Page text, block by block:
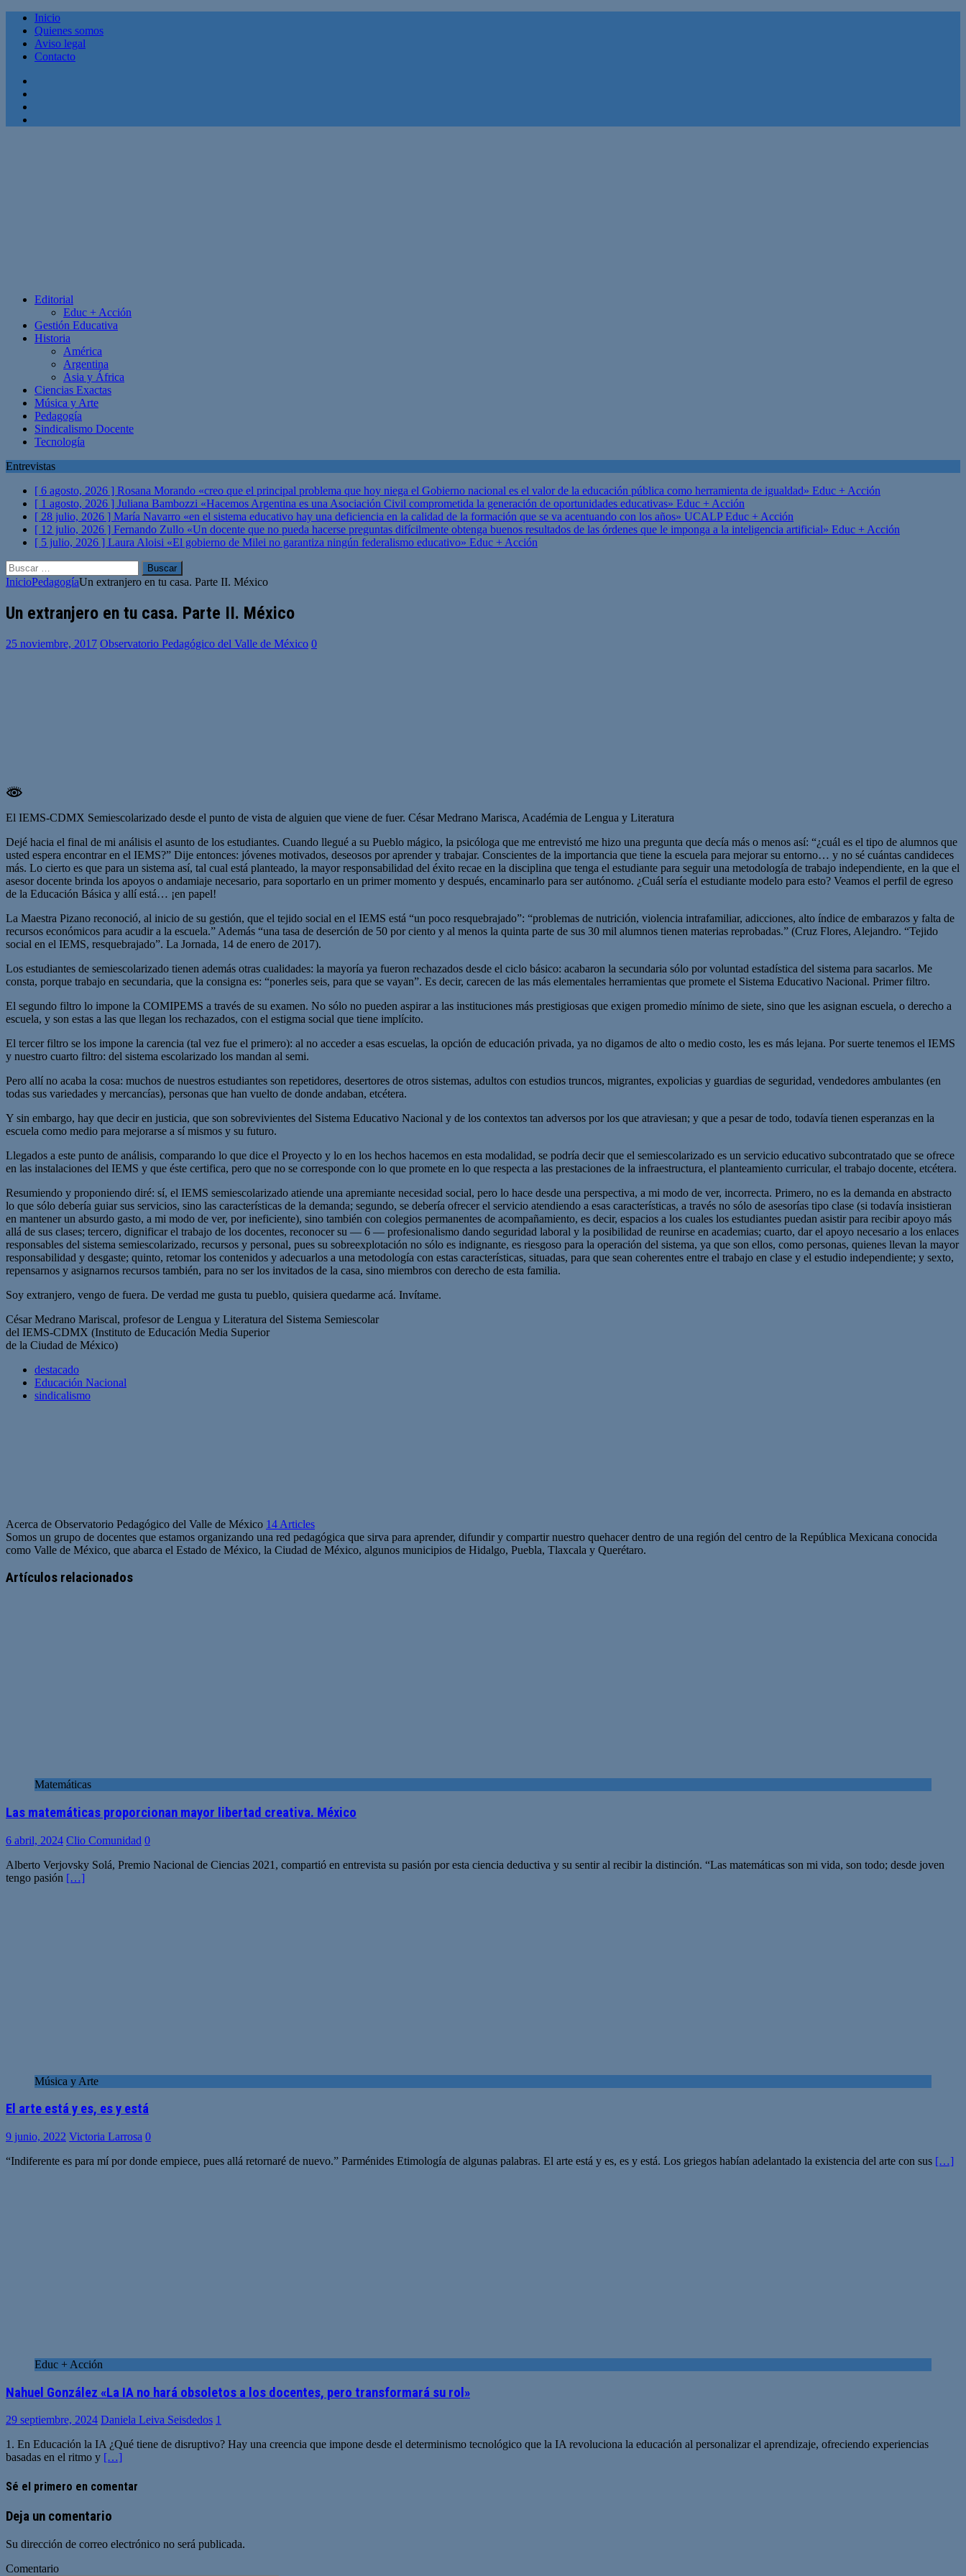
Inicio
Quienes somos
Aviso legal
Contacto
Editorial
Educ + Acción
Gestión Educativa
Historia
América
Argentina
Asia y África
Ciencias Exactas
Música y Arte
Pedagogía
Sindicalismo Docente
Tecnología
Entrevistas
[ 6 agosto, 2026 ] Rosana Morando «creo que el principal problema que hoy niega el Gobierno nacional es el valor de la educación pública como herramienta de igualdad» Educ + Acción
[ 1 agosto, 2026 ] Juliana Bambozzi «Hacemos Argentina es una Asociación Civil comprometida la generación de oportunidades educativas» Educ + Acción
[ 28 julio, 2026 ] María Navarro «en el sistema educativo hay una deficiencia en la calidad de la formación que se va acentuando con los años» UCALPEduc + Acción
[ 12 julio, 2026 ] Fernando Zullo «Un docente que no pueda hacerse preguntas difícilmente obtenga buenos resultados de las órdenes que le imponga a la inteligencia artificial» Educ + Acción
[ 5 julio, 2026 ] Laura Aloisi «El gobierno de Milei no garantiza ningún federalismo educativo» Educ + Acción
Buscar:
InicioPedagogíaUn extranjero en tu casa. Parte II. México
Un extranjero en tu casa. Parte II. México
25 noviembre, 2017 Observatorio Pedagógico del Valle de México 0
El IEMS-CDMX Semiescolarizado desde el punto de vista de alguien que viene de fuer. César Medrano Marisca, Académia de Lengua y Literatura
Dejé hacia el final de mi análisis el asunto de los estudiantes. Cuando llegué a su Pueblo mágico, la psicóloga que me entrevistó me hizo una pregunta que decía más o menos así: “¿cuál es el tipo de alumnos que
usted espera encontrar en el IEMS?” Dije entonces: jóvenes motivados, deseosos por aprender y trabajar. Conscientes de la importancia que tiene la escuela para mejorar su entorno… y no sé cuántas candideces
más. Lo cierto es que para un sistema así, tal cual está planteado, la mayor responsabilidad del éxito recae en la disciplina que tenga el estudiante para seguir una metodología de trabajo independiente, en la que el
asesor docente brinda los apoyos o andamiaje necesario, para soportarlo en un primer momento y después, encaminarlo para ser autónomo. ¿Cuál sería el estudiante modelo para esto? Veamos el perfil de egreso
de la Educación Básica y allí está… ¡en papel!
La Maestra Pizano reconoció, al inicio de su gestión, que el tejido social en el IEMS está “un poco resquebrajado”: “problemas de nutrición, violencia intrafamiliar, adicciones, alto índice de embarazos y falta de
recursos económicos para acudir a la escuela.” Además “una tasa de deserción de 50 por ciento y al menos la quinta parte de sus 30 mil alumnos tienen materias reprobadas.” (Cruz Flores, Alejandro. “Tejido
social en el IEMS, resquebrajado”. La Jornada, 14 de enero de 2017).
Los estudiantes de semiescolarizado tienen además otras cualidades: la mayoría ya fueron rechazados desde el ciclo básico: acabaron la secundaria sólo por voluntad estadística del sistema para sacarlos. Me
consta, porque trabajo en secundaria, que la consigna es: “ponerles seis, para que se vayan”. Es decir, carecen de las más elementales herramientas que promete el Sistema Educativo Nacional. Primer filtro.
El segundo filtro lo impone la COMIPEMS a través de su examen. No sólo no pueden aspirar a las instituciones más prestigiosas que exigen promedio mínimo de siete, sino que les asignan escuela, o derecho a
escuela, y son estas a las que llegan los rechazados, con el estigma social que tiene implícito.
El tercer filtro se los impone la carencia (tal vez fue el primero): al no acceder a esas escuelas, la opción de educación privada, ya no digamos de alto o medio costo, les es más lejana. Por suerte tenemos el IEMS
y nuestro cuarto filtro: del sistema escolarizado los mandan al semi.
Pero allí no acaba la cosa: muchos de nuestros estudiantes son repetidores, desertores de otros sistemas, adultos con estudios truncos, migrantes, expolicias y guardias de seguridad, vendedores ambulantes (en
todas sus variedades y mercancías), personas que han vuelto de donde andaban, etcétera.
Y sin embargo, hay que decir en justicia, que son sobrevivientes del Sistema Educativo Nacional y de los contextos tan adversos por los que atraviesan; y que a pesar de todo, todavía tienen esperanzas en la
escuela como medio para mejorarse a sí mismos y su futuro.
Llegados a este punto de análisis, comparando lo que dice el Proyecto y lo en los hechos hacemos en esta modalidad, se podría decir que el semiescolarizado es un servicio educativo subcontratado que se ofrece
en las instalaciones del IEMS y que éste certifica, pero que no se corresponde con lo que promete en lo que respecta a las prestaciones de la infraestructura, el planteamiento curricular, el trabajo docente, etcétera.
Resumiendo y proponiendo diré: sí, el IEMS semiescolarizado atiende una apremiante necesidad social, pero lo hace desde una perspectiva, a mi modo de ver, incorrecta. Primero, no es la demanda en abstracto
lo que sólo debería guiar sus servicios, sino las características de la demanda; segundo, se debería ofrecer el servicio atendiendo a esas características, a través no sólo de asesorías tipo clase (si todavía insistieran
en mantener un absurdo gasto, a mi modo de ver, por ineficiente), sino también con colegios permanentes de acompañamiento, es decir, espacios a los cuales los estudiantes puedan asistir para recibir apoyo más
allá de sus clases; tercero, dignificar el trabajo de los docentes, reconocer su — 6 — profesionalismo dando seguridad laboral y la posibilidad de reunirse en academias; cuarto, dar el apoyo necesario a los enlaces
responsables del sistema semiescolarizado, recursos y personal, pues su sobreexplotación no sólo es indignante, es riesgoso para la operación del sistema, ya que son ellos, como personas, quienes llevan la mayor
responsabilidad y desgaste; quinto, retomar los contenidos y adecuarlos a una metodología con estas características, situadas, para que sean coherentes entre el trabajo en clase y el estudio independiente; y sexto,
repensarnos y asignarnos recursos también, para no ser los invitados de la casa, sino miembros con derecho de esta familia.
Soy extranjero, vengo de fuera. De verdad me gusta tu pueblo, quisiera quedarme acá. Invítame.
César Medrano Mariscal, profesor de Lengua y Literatura del Sistema Semiescolar
del IEMS-CDMX (Instituto de Educación Media Superior
de la Ciudad de México)
destacado
Educación Nacional
sindicalismo
Acerca de Observatorio Pedagógico del Valle de México 14 Articles
Somos un grupo de docentes que estamos organizando una red pedagógica que sirva para aprender, difundir y compartir nuestro quehacer dentro de una región del centro de la República Mexicana conocida
como Valle de México, que abarca el Estado de México, la Ciudad de México, algunos municipios de Hidalgo, Puebla, Tlaxcala y Querétaro.
Artículos relacionados
Matemáticas
Las matemáticas proporcionan mayor libertad creativa. México
6 abril, 2024 Clio Comunidad 0
Alberto Verjovsky Solá, Premio Nacional de Ciencias 2021, compartió en entrevista su pasión por esta ciencia deductiva y su sentir al recibir la distinción. “Las matemáticas son mi vida, son todo; desde joven
tengo pasión […]
Música y Arte
El arte está y es, es y está
9 junio, 2022 Victoria Larrosa 0
“Indiferente es para mí por donde empiece, pues allá retornaré de nuevo.” Parménides Etimología de algunas palabras. El arte está y es, es y está. Los griegos habían adelantado la existencia del arte con sus […]
Educ + Acción
Nahuel González «La IA no hará obsoletos a los docentes, pero transformará su rol»
29 septiembre, 2024 Daniela Leiva Seisdedos 1
1. En Educación la IA ¿Qué tiene de disruptivo? Hay una creencia que impone desde el determinismo tecnológico que la IA revoluciona la educación al personalizar el aprendizaje, ofreciendo experiencias
basadas en el ritmo y […]
Sé el primero en comentar
Deja un comentario
Su dirección de correo electrónico no será publicada.
Comentario